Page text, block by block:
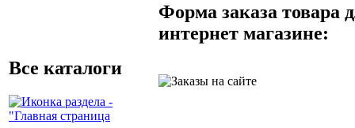
Все каталоги
Форма заказа товара
интернет магазине: